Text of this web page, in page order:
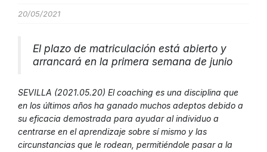
20/05/2021
El plazo de matriculación está abierto y
arrancará en la primera semana de junio
SEVILLA (2021.05.20) El coaching es una disciplina que
en los últimos años ha ganado muchos adeptos debido a
su eficacia demostrada para ayudar al individuo a
centrarse en el aprendizaje sobre sí mismo y las
circunstancias que le rodean, permitiéndole pasar a la